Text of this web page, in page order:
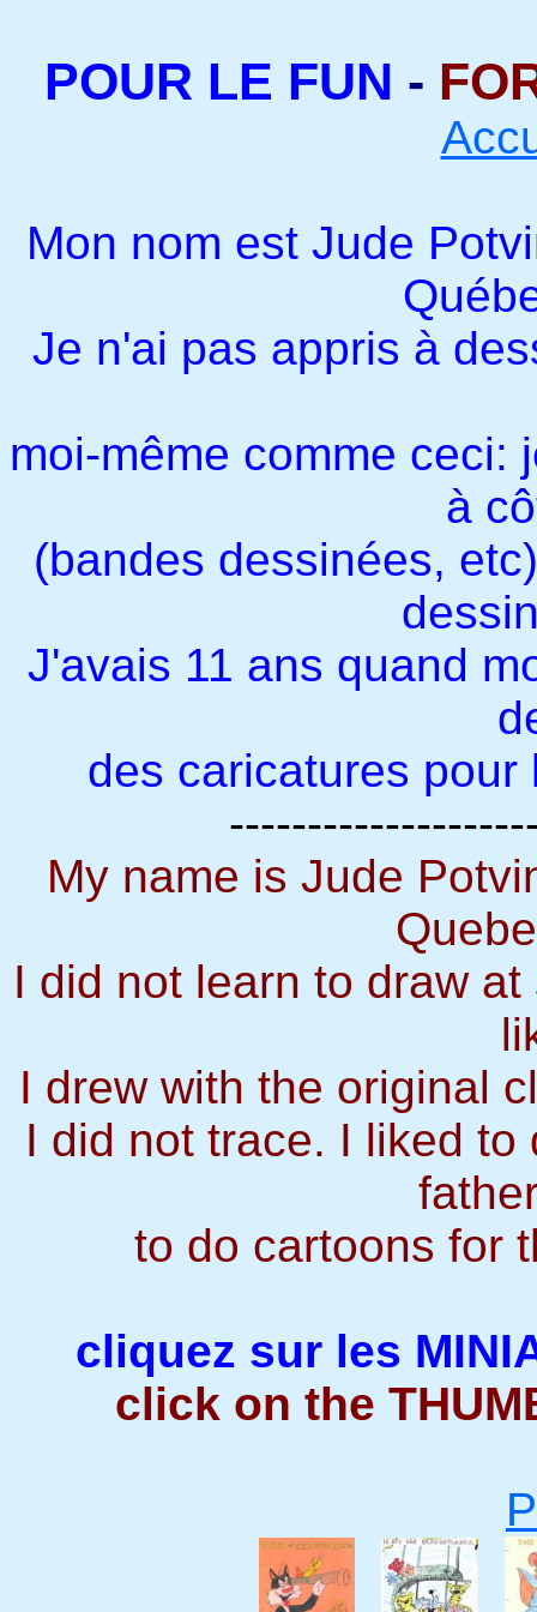
POUR LE FUN -
Mon nom est Jude
Je n'ai pas appris à
moi-même comme ceci:
à
(bandes dessinées,
J'avais 11 ans quand
des caricatures
My name is Jude
I did not learn to draw
I drew with the original
I did not trace. I liked to
to do cartoons for
cliquez sur les
click on the